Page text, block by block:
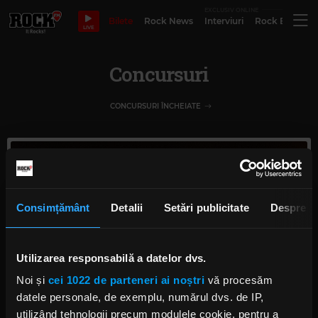
Consimțământ Detalii Setări publicitate Despre
Utilizarea responsabilă a datelor dvs.
Noi și cei 1022 de parteneri ai noștri vă procesăm
datele personale, de exemplu, numărul dvs. de IP,
utilizând tehnologii precum modulele cookie, pentru a
LIVE
Bilete Rock News Interviuri Rock
Concursuri
CONCURSURI ÎNCHEIATE